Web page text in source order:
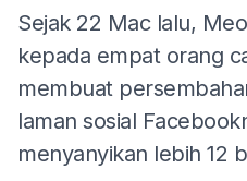
Sejak 22 Mac lalu,
kepada empat orang
membuat
laman sosial
menyanyikan lebih 12